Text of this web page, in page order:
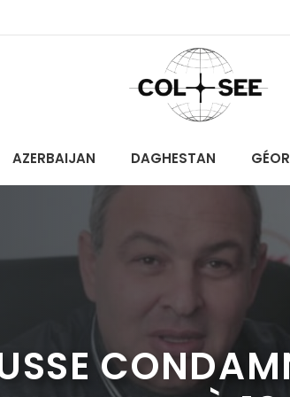
AZERBAIJAN DAGHESTAN